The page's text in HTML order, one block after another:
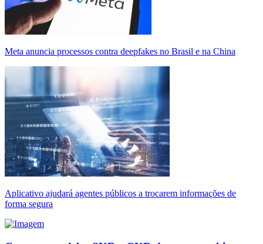
Meta anuncia processos contra deepfakes no Brasil e na China
Aplicativo ajudará agentes públicos a trocarem informações de
forma segura